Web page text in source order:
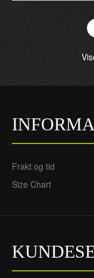
720NOK
Borte EM
720NOK
Frakt og tid
Size Chart